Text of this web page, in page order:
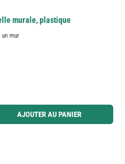
murale, plastique
mur
utilisez les boutons pour augmenter ou
AJOUTER AU PANIER